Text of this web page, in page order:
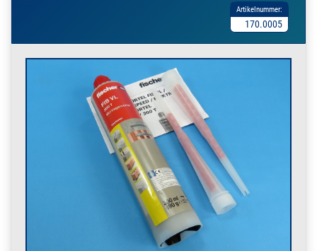
Artikelnummer:
170.0005